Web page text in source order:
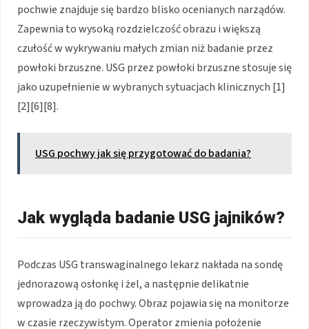
pochwie znajduje się bardzo blisko ocenianych narządów.
Zapewnia to wysoką rozdzielczość obrazu i większą
czułość w wykrywaniu małych zmian niż badanie przez
powłoki brzuszne. USG przez powłoki brzuszne stosuje się
jako uzupełnienie w wybranych sytuacjach klinicznych [1]
[2][6][8].
USG pochwy jak się przygotować do badania?
Jak wygląda badanie USG jajników?
Podczas USG transwaginalnego lekarz nakłada na sondę
jednorazową osłonkę i żel, a następnie delikatnie
wprowadza ją do pochwy. Obraz pojawia się na monitorze
w czasie rzeczywistym. Operator zmienia położenie